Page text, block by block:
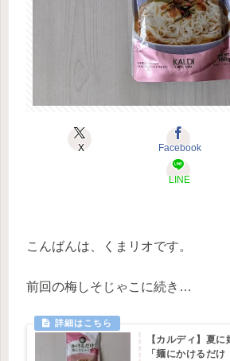
X Facebook
LINE
こんばんは、くまリオです。
前回の梅しそじゃこに続き…
【カルディ】夏
「麺にかけるだ